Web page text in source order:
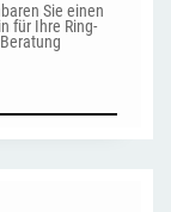
Sie einen
für Ihre Ring-
Beratung